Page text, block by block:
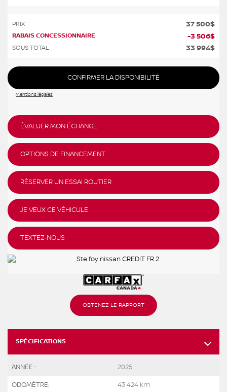
OBTENEZ LE RAPPORT
SPÉCIFICATIONS
ANNÉE : 2025
ODOMÈTRE: 43 424 km
PRIX 37 500$
RABAIS CONCESSIONNAIRE -3 506$
SOUS TOTAL 33 994$
CONFIRMER LA DISPONIBILITÉ
Mentions légales
ÉVALUER MON ÉCHANGE
OPTIONS DE FINANCEMENT
RÉSERVER UN ESSAI ROUTIER
JE VEUX CE VÉHICULE
TEXTEZ-NOUS